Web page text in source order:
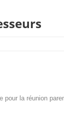
la réunion